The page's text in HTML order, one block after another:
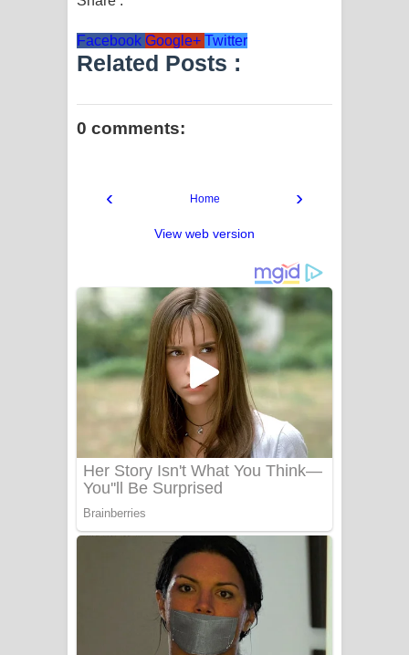
Facebook Google+ Twitter
Related Posts :
0 comments:
‹ ›
Home
View web version